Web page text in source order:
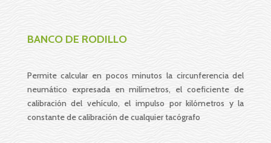
BANCO DE RODILLO
Permite calcular en pocos minutos la circunferencia del
neumático expresada en milímetros, el coeficiente de
calibración del vehículo, el impulso por kilómetros y la
constante de calibración de cualquier tacógrafo